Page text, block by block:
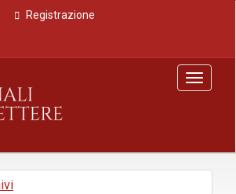
Registrazione
Toggle